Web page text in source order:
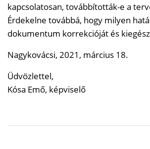
kapcsolatosan, továbbították-e a
Érdekelne továbbá, hogy milyen
dokumentum korrekcióját és
Nagykovácsi, 2021, március 18.
Üdvözlettel,
Kósa Emő, képviselő